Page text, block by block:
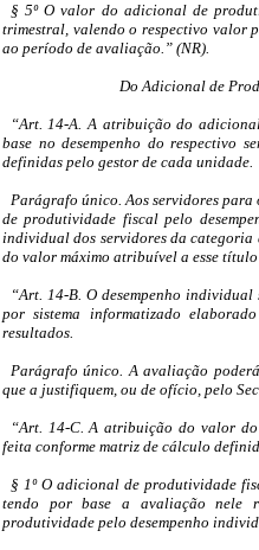
§ 5º O valor do adicional de
trimestral, valendo o respectivo valor
ao período de avaliação.” (NR).
Do Adicional de
“Art. 14-A. A atribuição do
base no desempenho do respectivo
definidas pelo gestor de cada unidade.
Parágrafo único. Aos servidores
de produtividade fiscal pelo
individual dos servidores da categoria
do valor máximo atribuível a esse
“Art. 14-B. O desempenho
por sistema informatizado
resultados.
Parágrafo único. A avaliação
que a justifiquem, ou de ofício, pelo
“Art. 14-C. A atribuição do valor
feita conforme matriz de cálculo
§ 1º O adicional de produtividade
tendo por base a avaliação nele
produtividade pelo desempenho